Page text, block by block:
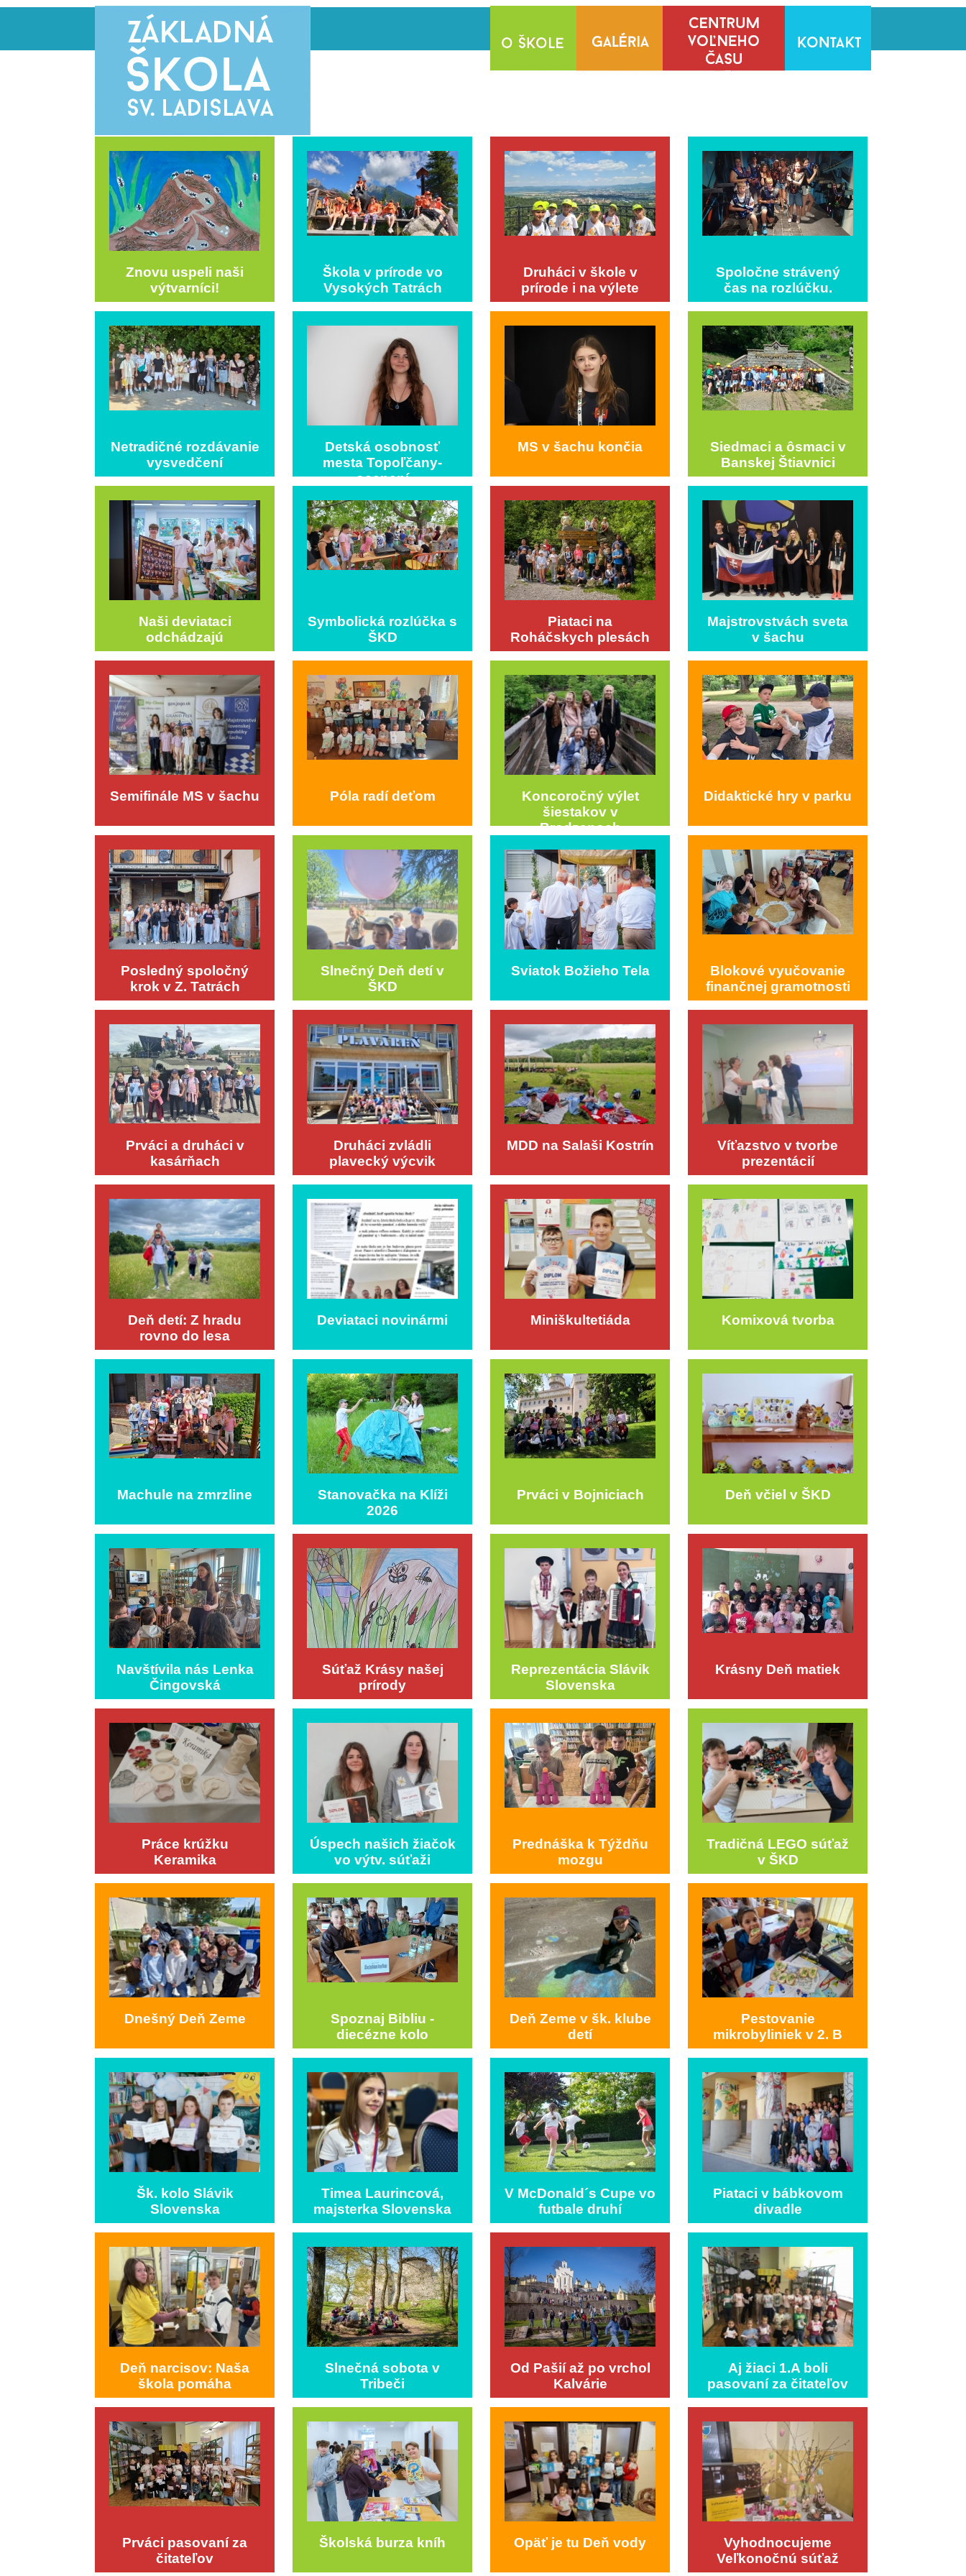
Znovu uspeli naši
výtvarníci!
Škola v prírode vo
Vysokých Tatrách
Druháci v škole v
prírode i na výlete
Spoločne strávený
čas na rozlúčku.
Netradičné rozdávanie
vysvedčení
Detská osobnosť
mesta Topoľčany-
ocenení
MS v šachu končia
Siedmaci a ôsmaci v
Banskej Štiavnici
Naši deviataci
odchádzajú
Symbolická rozlúčka s
ŠKD
Piataci na
Roháčskych plesách
Majstrovstvách sveta
v šachu
Semifinále MS v šachu Póla radí deťom
Koncoročný výlet
šiestakov v
Brodzanoch
Didaktické hry v parku
Posledný spoločný
krok v Z. Tatrách
Slnečný Deň detí v
ŠKD
Sviatok Božieho Tela
Blokové vyučovanie
finančnej gramotnosti
Prváci a druháci v
kasárňach
Druháci zvládli
plavecký výcvik
MDD na Salaši Kostrín
Víťazstvo v tvorbe
prezentácií
Deň detí: Z hradu
rovno do lesa
Deviataci novinármi Miniškultetiáda Komixová tvorba
Machule na zmrzline
Stanovačka na Klíži
2026
Prváci v Bojniciach Deň včiel v ŠKD
Navštívila nás Lenka
Čingovská
Súťaž Krásy našej
prírody
Reprezentácia Slávik
Slovenska
Krásny Deň matiek
Práce krúžku
Keramika
Úspech našich žiačok
vo výtv. súťaži
Prednáška k Týždňu
mozgu
Tradičná LEGO súťaž
v ŠKD
Dnešný Deň Zeme
Spoznaj Bibliu -
diecézne kolo
Deň Zeme v šk. klube
detí
Pestovanie
mikrobyliniek v 2. B
Šk. kolo Slávik
Slovenska
Timea Laurincová,
majsterka Slovenska
V McDonald´s Cupe vo
futbale druhí
Piataci v bábkovom
divadle
Deň narcisov: Naša
škola pomáha
Slnečná sobota v
Tribeči
Od Pašií až po vrchol
Kalvárie
Aj žiaci 1.A boli
pasovaní za čitateľov
Prváci pasovaní za
čitateľov
Školská burza kníh Opäť je tu Deň vody
Vyhodnocujeme
Veľkonočnú súťaž